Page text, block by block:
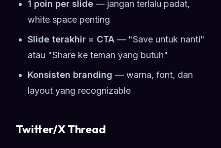
1 poin per slide — jangan terlalu padat,
white space penting
Slide terakhir = CTA — "Save untuk nanti"
atau "Share ke teman yang butuh"
Konsisten branding — warna, font, dan
layout yang recognizable
Twitter/X Thread